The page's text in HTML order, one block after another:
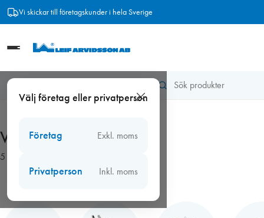
Hoppa
Vi skickar till företagskunder i hela Sverige
Välj företag eller privatperson
Företag Exkl. moms
Privatperson Inkl. moms
Våtrumsfläktar
5 produkter